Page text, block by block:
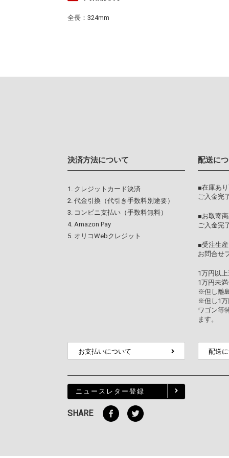
全長：324mm
決済方法について
クレジットカード決済
代金引換（代引き手数料別途要）
コンビニ支払い（手数料無料）
Amazon Pay
オリコWebクレジット
お支払いについて
配送に
■在庫あ
ご入金完
■お取寄
ご入金完
■受注生産
お問合せ
1万円以
1万円未
※但し離
※但し1万
ワゴン等
ます。
配送
ニュースレター登録
SHARE